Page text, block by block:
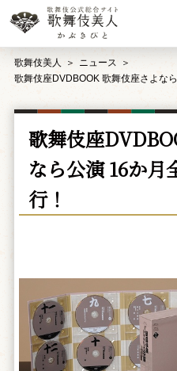
歌舞伎美人
ニュース
歌舞伎座DVDBOOK 歌舞伎座さよな
歌舞伎座
なら公演 16か月
行！